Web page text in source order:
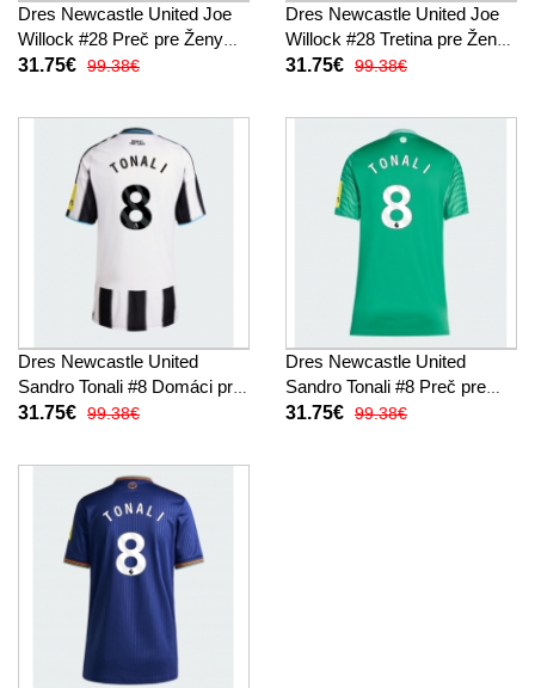
Dres Newcastle United Joe
Willock #28 Preč pre Ženy
2025-26 Krátky Rukáv
31.75€ 99.38€
Dres Newcastle United Joe
Willock #28 Tretina pre Ženy
2025-26 Krátky Rukáv
31.75€ 99.38€
Dres Newcastle United
Sandro Tonali #8 Domáci pre
Ženy 2025-26 Krátky Rukáv
31.75€ 99.38€
Dres Newcastle United
Sandro Tonali #8 Preč pre
Ženy 2025-26 Krátky Rukáv
31.75€ 99.38€